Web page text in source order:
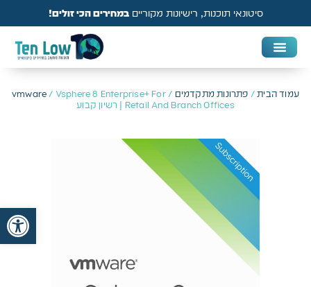
סיטונאי תוכנות, רישיונות מקורייםבמחירים הכי זולים!
עמוד הבית/ פתרונות מתקדמים /
vmware/ Vsphere 8 Enterprise+ For
Retail And Branch Offices | רשיון קבוע